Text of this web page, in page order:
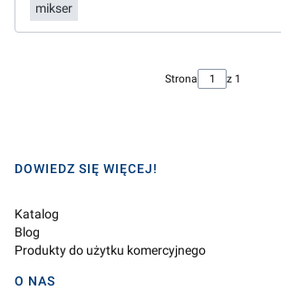
mikser
Strona z 1
Linki w stopce
DOWIEDZ SIĘ WIĘCEJ!
Katalog
Blog
Produkty do użytku komercyjnego
O NAS